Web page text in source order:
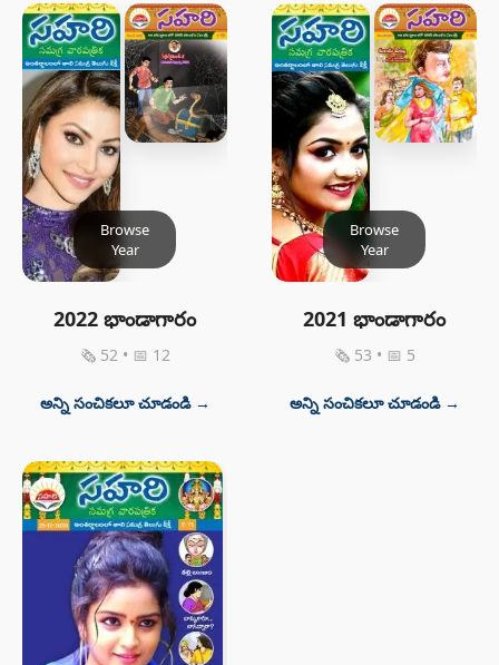
Browse
Year
2022 భాండాగారం
🗞 52 • 📅 12
అన్ని సంచికలూ చూడండి →
Browse
Year
2021 భాండాగారం
🗞 53 • 📅 5
అన్ని సంచికలూ చూడండి →